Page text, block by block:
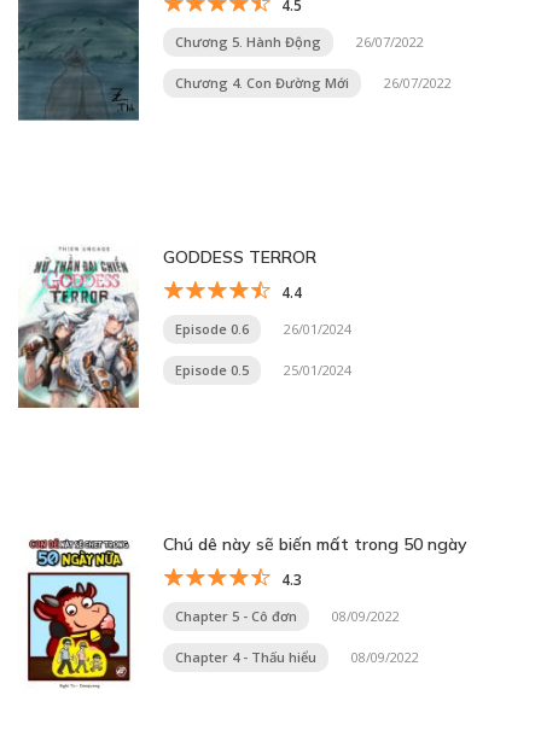
4.5
Chương 5. Hành Động 26/07/2022
Chương 4. Con Đường Mới 26/07/2022
GODDESS TERROR
4.4
Episode 0.6 26/01/2024
Episode 0.5 25/01/2024
Chú dê này sẽ biến mất trong 50 ngày
4.3
Chapter 5 - Cô đơn 08/09/2022
Chapter 4 - Thấu hiểu 08/09/2022